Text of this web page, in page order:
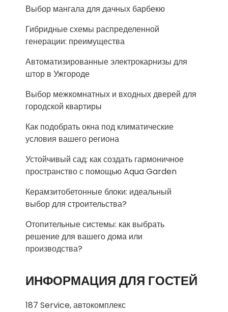
Выбор мангала для дачных барбекю
Гибридные схемы распределенной
генерации: преимущества
Автоматизированные электрокарнизы для
штор в Ужгороде
Выбор межкомнатных и входных дверей для
городской квартиры
Как подобрать окна под климатические
условия вашего региона
Устойчивый сад: как создать гармоничное
пространство с помощью Aqua Garden
Керамзитобетонные блоки: идеальный
выбор для строительства?
Отопительные системы: как выбрать
решение для вашего дома или
производства?
ИНФОРМАЦИЯ ДЛЯ ГОСТЕЙ
187 Service, автокомплекс